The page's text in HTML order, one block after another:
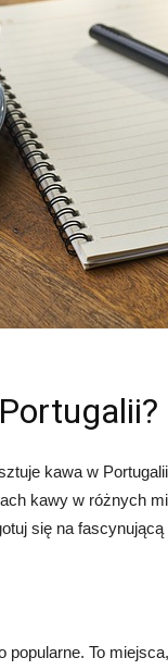
kawa w
kawy w różnych
się na
popularne. To